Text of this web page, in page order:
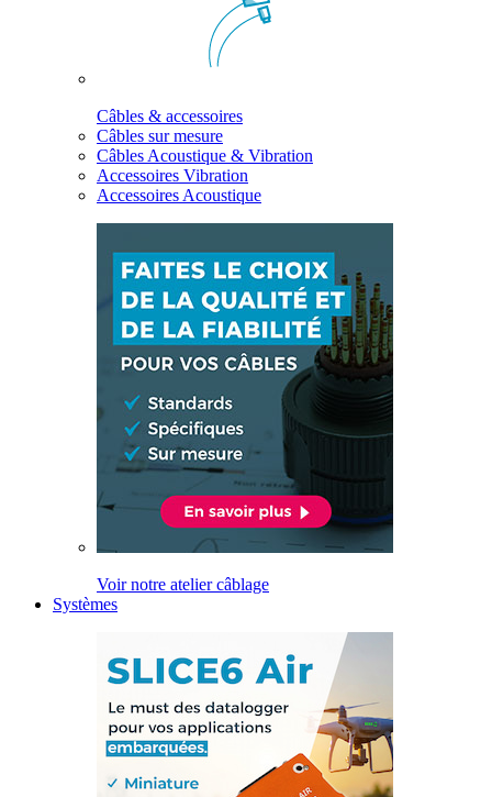
Câbles & accessoires
Câbles sur mesure
Câbles Acoustique & Vibration
Accessoires Vibration
Accessoires Acoustique
Voir notre atelier câblage
Systèmes